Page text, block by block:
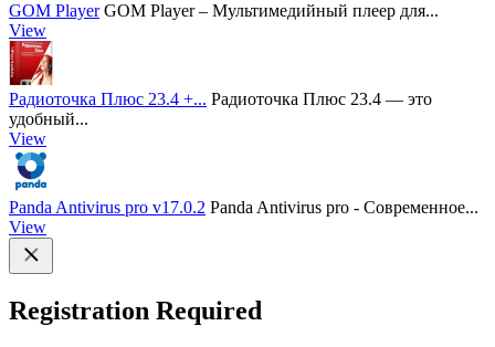
GOM Player GOM Player – Мультимедийный плеер для...
View
Радиоточка Плюс 23.4 +... Радиоточка Плюс 23.4 — это
удобный...
View
Panda Antivirus pro v17.0.2 Panda Antivirus pro - Современное...
View
Registration Required